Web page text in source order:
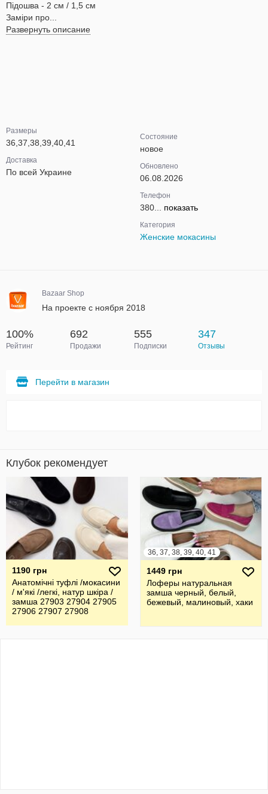
Підошва - 2 см / 1,5 см
Заміри про...
Развернуть описание
Размеры
36,37,38,39,40,41
Доставка
По всей Украине
Состояние
новое
Обновлено
06.08.2026
Телефон
380... показать
Категория
Женские мокасины
Bazaar Shop
На проекте с ноября 2018
100%
Рейтинг
692
Продажи
555
Подписки
347
Отзывы
Перейти в магазин
Клубок рекомендует
1190 грн
Анатомічні туфлі /мокасини
/ м'які /легкі, натур шкіра /
замша 27903 27904 27905
27906 27907 27908
36, 37, 38, 39, 40, 41
1449 грн
Лоферы натуральная
замша черный, белый,
бежевый, малиновый, хаки